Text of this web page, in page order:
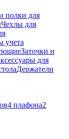
полки для
Чехлы для
учета
Заточки и
для
Держатели
4 плафона2